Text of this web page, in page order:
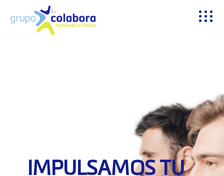
IMPULSAMOS TU